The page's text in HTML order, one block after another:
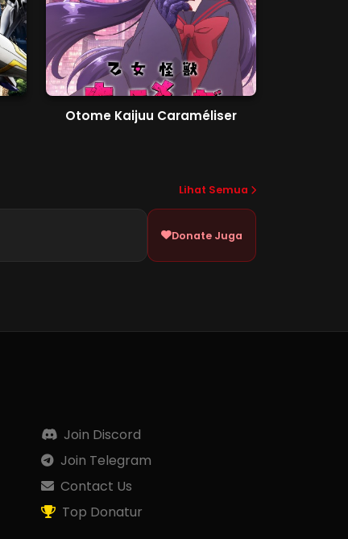
Otome Kaijuu Caraméliser
Lihat Semua
Donate Juga
Join Discord
Join Telegram
Contact Us
Top Donatur